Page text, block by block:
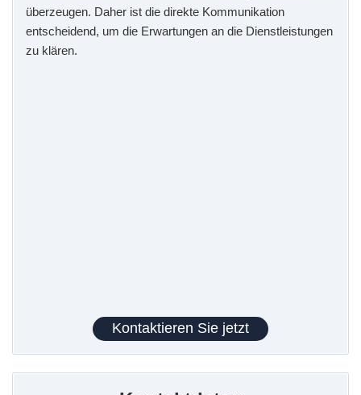
überzeugen. Daher ist die direkte Kommunikation
entscheidend, um die Erwartungen an die Dienstleistungen
zu klären.
Kontaktieren Sie jetzt